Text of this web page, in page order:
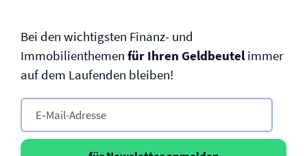
Bei den wichtigsten Finanz- und
Immobilienthemen für Ihren Geldbeutelimmer
auf dem Laufenden bleiben!